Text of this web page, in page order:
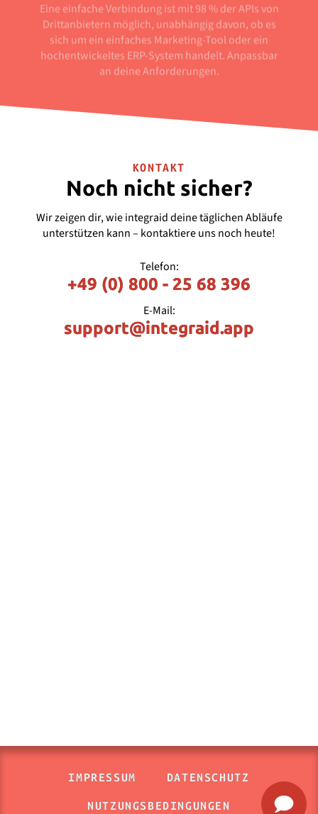
Eine einfache Verbindung ist mit 98 % der APIs von
Drittanbietern möglich, unabhängig davon, ob es
sich um ein einfaches Marketing-Tool oder ein
hochentwickeltes ERP-System handelt. Anpassbar
an deine Anforderungen.
KONTAKT
Noch nicht sicher?
Wir zeigen dir, wie integraid deine täglichen Abläufe
unterstützen kann – kontaktiere uns noch heute!
Telefon:
+49 (0) 800 - 25 68 396
E-Mail:
support@integraid.app
IMPRESSUM DATENSCHUTZ
NUTZUNGSBEDINGUNGEN